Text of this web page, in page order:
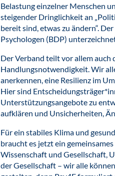
Belastung einzelner Menschen
steigender Dringlichkeit an
bereit sind, etwas zu ändern“.
Psychologen (BDP)
Der Verband teilt vor allem
Handlungsnotwendigkeit. Wir
anerkennen, eine Resilienz im
Hier sind
Unterstützungsangebote zu
aufklären und Unsicherheiten,
Für ein stabiles Klima und
braucht es jetzt ein
Wissenschaft und Gesellschaft,
der Gesellschaft – wir alle